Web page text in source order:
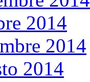
2014
2014
2014